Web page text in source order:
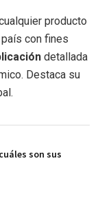
producto
con fines
detallada
Destaca su
son sus